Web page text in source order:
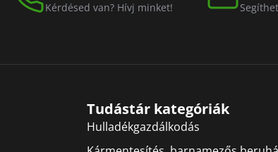
Kérdésed van? Hívj minket!
Tudástár kategóriák
Hulladékgazdálkodás